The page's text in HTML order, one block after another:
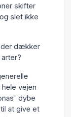
skifter
slet ikke
der dækker
vejen
dybe
at give et